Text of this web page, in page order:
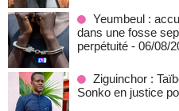
Yeumbeul :
dans une fosse
perpétuité - 06/08/
Ziguinchor :
Sonko en justice